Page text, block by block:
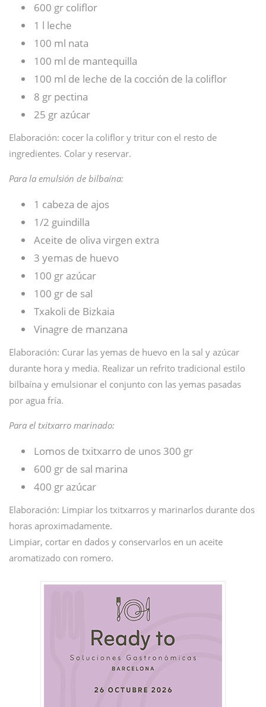
600 gr coliflor
1 l leche
100 ml nata
100 ml de mantequilla
100 ml de leche de la cocción de la coliflor
8 gr pectina
25 gr azúcar
Elaboración: cocer la coliflor y tritur con el resto de
ingredientes. Colar y reservar.
Para la emulsión de bilbaína:
1 cabeza de ajos
1/2 guindilla
Aceite de oliva virgen extra
3 yemas de huevo
100 gr azúcar
100 gr de sal
Txakoli de Bizkaia
Vinagre de manzana
Elaboración: Curar las yemas de huevo en la sal y azúcar
durante hora y media. Realizar un refrito tradicional estilo
bilbaína y emulsionar el conjunto con las yemas pasadas
por agua fría.
Para el txitxarro marinado:
Lomos de txitxarro de unos 300 gr
600 gr de sal marina
400 gr azúcar
Elaboración: Limpiar los txitxarros y marinarlos durante dos
horas aproximadamente.
Limpiar, cortar en dados y conservarlos en un aceite
aromatizado con romero.